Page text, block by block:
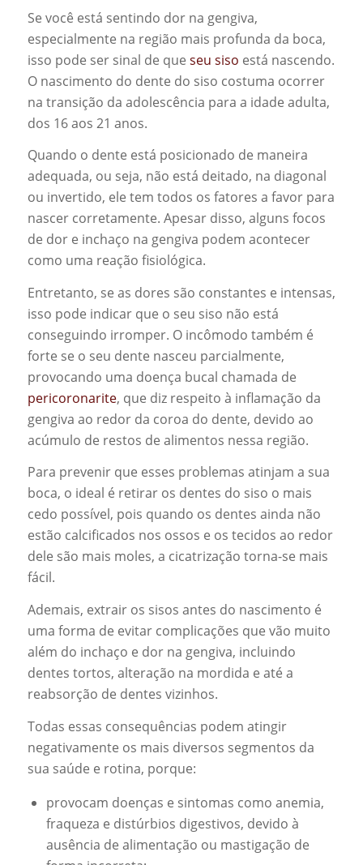
Se você está sentindo dor na gengiva,
especialmente na região mais profunda da boca,
isso pode ser sinal de que seu siso está nascendo.
O nascimento do dente do siso costuma ocorrer
na transição da adolescência para a idade adulta,
dos 16 aos 21 anos.
Quando o dente está posicionado de maneira
adequada, ou seja, não está deitado, na diagonal
ou invertido, ele tem todos os fatores a favor para
nascer corretamente. Apesar disso, alguns focos
de dor e inchaço na gengiva podem acontecer
como uma reação fisiológica.
Entretanto, se as dores são constantes e intensas,
isso pode indicar que o seu siso não está
conseguindo irromper. O incômodo também é
forte se o seu dente nasceu parcialmente,
provocando uma doença bucal chamada de
pericoronarite, que diz respeito à inflamação da
gengiva ao redor da coroa do dente, devido ao
acúmulo de restos de alimentos nessa região.
Para prevenir que esses problemas atinjam a sua
boca, o ideal é retirar os dentes do siso o mais
cedo possível, pois quando os dentes ainda não
estão calcificados nos ossos e os tecidos ao redor
dele são mais moles, a cicatrização torna-se mais
fácil.
Ademais, extrair os sisos antes do nascimento é
uma forma de evitar complicações que vão muito
além do inchaço e dor na gengiva, incluindo
dentes tortos, alteração na mordida e até a
reabsorção de dentes vizinhos.
Todas essas consequências podem atingir
negativamente os mais diversos segmentos da
sua saúde e rotina, porque:
provocam doenças e sintomas como anemia,
fraqueza e distúrbios digestivos, devido à
ausência de alimentação ou mastigação de